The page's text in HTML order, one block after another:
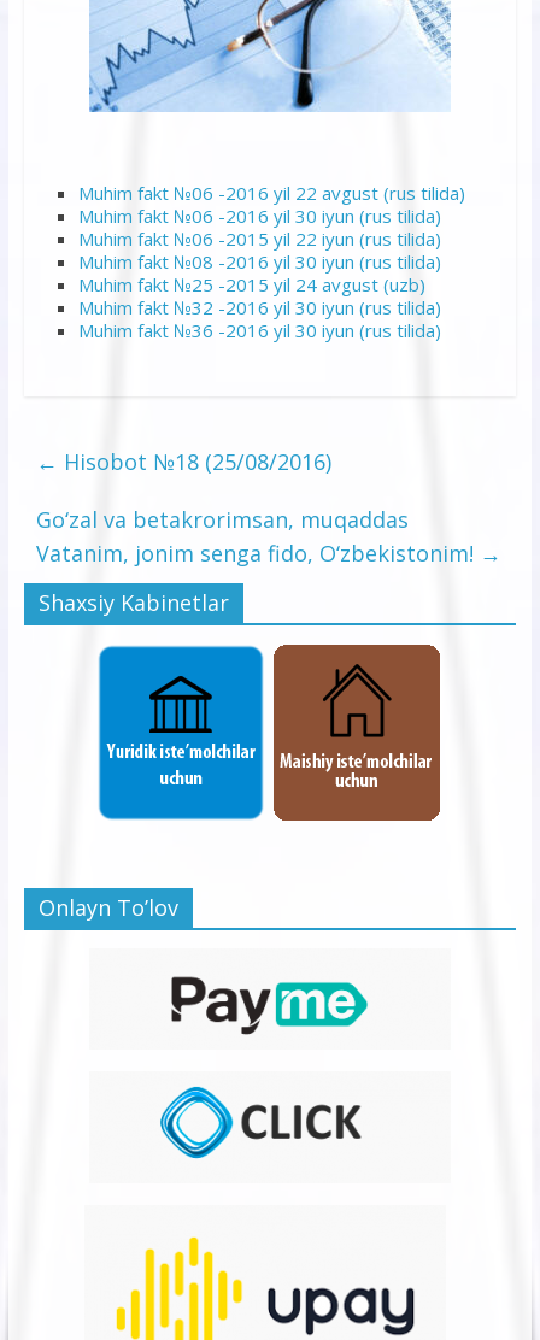
Muhim fakt №06 -2016 yil 22 avgust (rus tilida)
Muhim fakt №06 -2016 yil 30 iyun (rus tilida)
Muhim fakt №06 -2015 yil 22 iyun (rus tilida)
Muhim fakt №08 -2016 yil 30 iyun (rus tilida)
Muhim fakt №25 -2015 yil 24 avgust (uzb)
Muhim fakt №32 -2016 yil 30 iyun (rus tilida)
Muhim fakt №36 -2016 yil 30 iyun (rus tilida)
← Hisobot №18 (25/08/2016)
Go‘zal va betakrorimsan, muqaddas
Vatanim, jonim senga fido, O‘zbekistonim! →
Shaxsiy Kabinetlar
Onlayn To’lov